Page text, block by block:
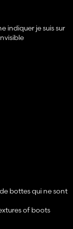
indiquer je suis sur
bottes qui ne sont
of boots